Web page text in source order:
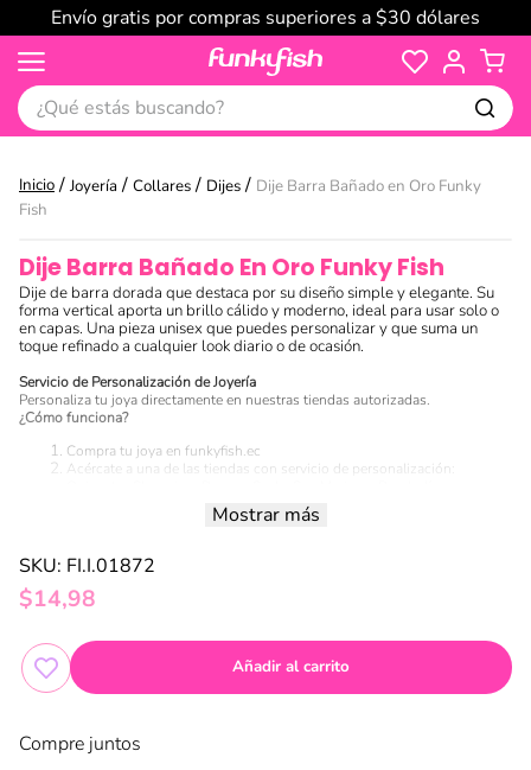
Envío gratis por compras superiores a $30 dólares
¿Qué estás buscando?
Joyería Collares Dijes
Dije Barra Bañado en Oro Funky
Fish
Dije Barra Bañado En Oro Funky Fish
Dije de barra dorada que destaca por su diseño simple y elegante. Su
forma vertical aporta un brillo cálido y moderno, ideal para usar solo o
en capas. Una pieza unisex que puedes personalizar y que suma un
toque refinado a cualquier look diario o de ocasión.
Servicio de Personalización de Joyería
Personaliza tu joya directamente en nuestras tiendas autorizadas.
¿Cómo funciona?
Compra tu joya en funkyfish.ec
Acércate a una de las tiendas con servicio de personalización:
Presenta la factura de tu compra de la joya que se puede personalizar.
Realiza el pago del servicio en el punto de venta.
El proceso se completa en tienda y nuestro equipo se encargará de
personalizar tu pieza según la disponibilidad del servicio.
Mostrar más
SKU: FI.I.01872
$14,98
Añadir al carrito
Compre juntos